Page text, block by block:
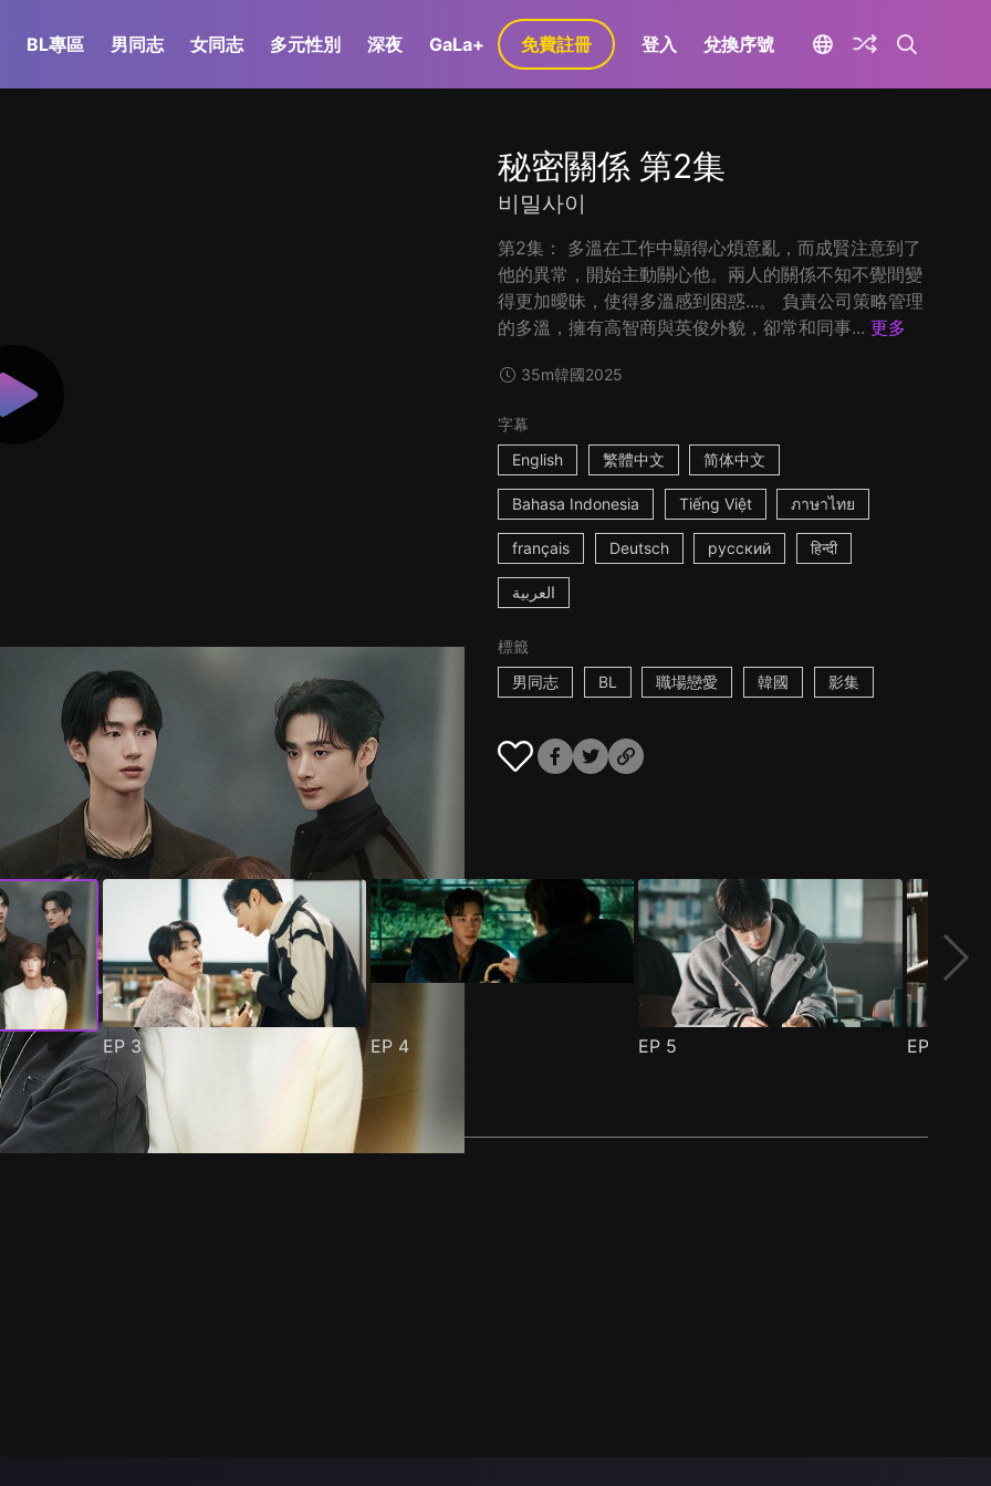
BL專區 男同志 女同志 多元性別 深夜 GaLa+ 免費註冊 登入 兌換序號
秘密關係 第2集
비밀사이
第2集： 多溫在工作中顯得心煩意亂，而成賢注意到了
他的異常，開始主動關心他。兩人的關係不知不覺間變
得更加曖昧，使得多溫感到困惑...。 負責公司策略管理
的多溫，擁有高智商與英俊外貌，卻常和同事... 更多
35m韓國2025
字幕
English
繁體中文 简体中文
Bahasa Indonesia Tiếng Việt ภาษาไทย
français Deutsch русский हिन्दी
العربية
標籤
男同志
BL 職場戀愛 韓國 影集
EP 3 EP 4 EP 5 EP